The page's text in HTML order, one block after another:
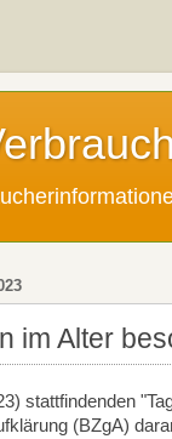
im Alter
stattfindenden
(BZgA)